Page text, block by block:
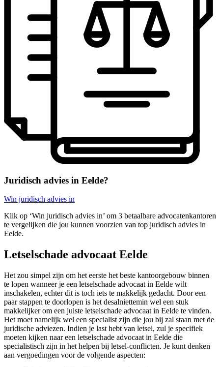
Juridisch advies in Eelde?
Win juridisch advies in
Klik op ‘Win juridisch advies in’ om 3 betaalbare advocatenkantoren
te vergelijken die jou kunnen voorzien van top juridisch advies in
Eelde.
Letselschade advocaat Eelde
Het zou simpel zijn om het eerste het beste kantoorgebouw binnen
te lopen wanneer je een letselschade advocaat in Eelde wilt
inschakelen, echter dit is toch iets te makkelijk gedacht. Door een
paar stappen te doorlopen is het desalniettemin wel een stuk
makkelijker om een juiste letselschade advocaat in Eelde te vinden.
Het moet namelijk wel een specialist zijn die jou bij zal staan met de
juridische adviezen. Indien je last hebt van letsel, zul je specifiek
moeten kijken naar een letselschade advocaat in Eelde die
specialistisch zijn in het helpen bij letsel-conflicten. Je kunt denken
aan vergoedingen voor de volgende aspecten: